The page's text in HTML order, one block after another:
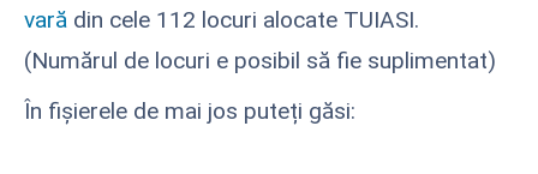
vară din cele 112 locuri alocate TUIASI.
(Numărul de locuri e posibil să fie suplimentat)
În fișierele de mai jos puteți găsi: